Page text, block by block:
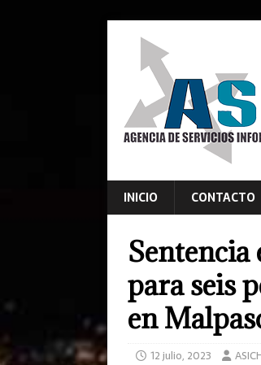
INICIO CONTACTO
Sentencia
para seis
en
12 julio, 2023